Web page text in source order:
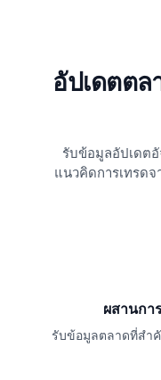
อัปเดตตล
รับข้อมูลอัปเดต
แนวคิดการเทรดจ
ผสานกา
รับข้อมูลตลาดที่สำ